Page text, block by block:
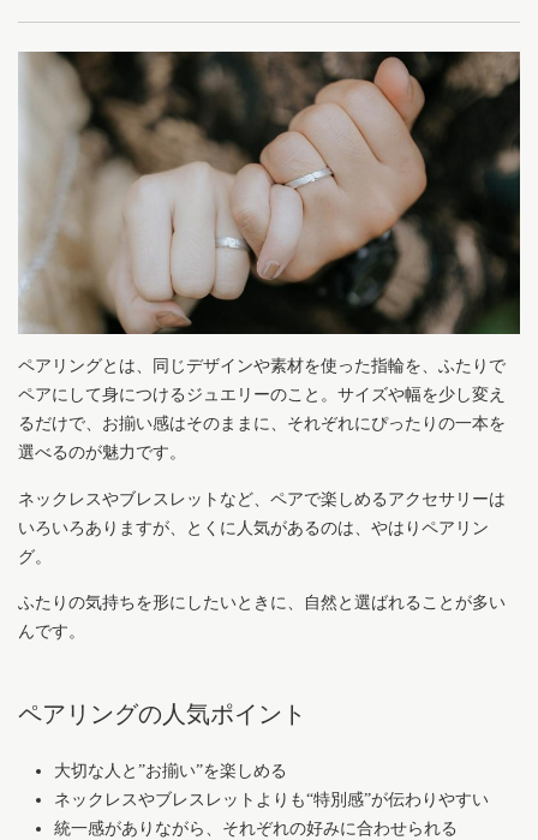
ペアリングとは、同じデザインや素材を使った指輪を、ふたりで
ペアにして身につけるジュエリーのこと。サイズや幅を少し変え
るだけで、お揃い感はそのままに、それぞれにぴったりの一本を
選べるのが魅力です。
ネックレスやブレスレットなど、ペアで楽しめるアクセサリーは
いろいろありますが、とくに人気があるのは、やはりペアリン
グ。
ふたりの気持ちを形にしたいときに、自然と選ばれることが多い
んです。
ペアリングの人気ポイント
大切な人と”お揃い”を楽しめる
ネックレスやブレスレットよりも“特別感”が伝わりやすい
統一感がありながら、それぞれの好みに合わせられる